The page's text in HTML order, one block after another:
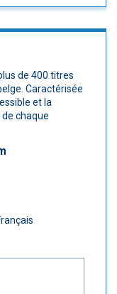
de 400 titres
Caractérisée
et la
chaque